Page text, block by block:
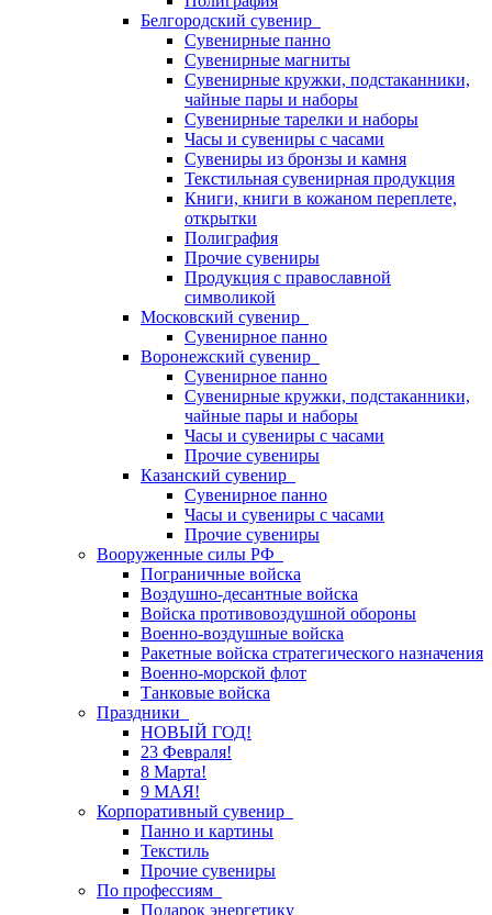
Белгородский сувенир
Сувенирные панно
Сувенирные магниты
Сувенирные кружки, подстаканники,
чайные пары и наборы
Сувенирные тарелки и наборы
Часы и сувениры с часами
Сувениры из бронзы и камня
Текстильная сувенирная продукция
Книги, книги в кожаном переплете,
открытки
Полиграфия
Прочие сувениры
Продукция с православной
символикой
Московский сувенир
Сувенирное панно
Воронежский сувенир
Сувенирное панно
Сувенирные кружки, подстаканники,
чайные пары и наборы
Часы и сувениры с часами
Прочие сувениры
Казанский сувенир
Сувенирное панно
Часы и сувениры с часами
Прочие сувениры
Вооруженные силы РФ
Пограничные войска
Воздушно-десантные войска
Войска противовоздушной обороны
Военно-воздушные войска
Ракетные войска стратегического назначения
Военно-морской флот
Танковые войска
Праздники
НОВЫЙ ГОД!
23 Февраля!
8 Марта!
9 МАЯ!
Корпоративный сувенир
Панно и картины
Текстиль
Прочие сувениры
По профессиям
Подарок энергетику